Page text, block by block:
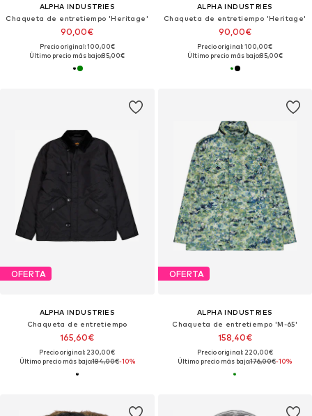
ALPHA INDUSTRIES
Chaqueta de entretiempo 'Heritage'
90,00€
Precio original: 100,00€
Último precio más bajo:85,00€
ALPHA INDUSTRIES
Chaqueta de entretiempo 'Heritage'
90,00€
Precio original: 100,00€
Último precio más bajo:85,00€
OFERTA
ALPHA INDUSTRIES
Chaqueta de entretiempo
165,60€
Precio original: 230,00€
Último precio más bajo:184,00€-10%
OFERTA
ALPHA INDUSTRIES
Chaqueta de entretiempo 'M-65'
158,40€
Precio original: 220,00€
Último precio más bajo:176,00€-10%